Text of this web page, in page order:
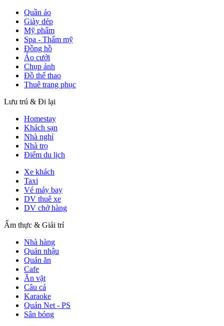
Quần áo
Giày dép
Mỹ phẩm
Spa - Thẩm mỹ
Đồng hồ
Áo cưới
Chụp ảnh
Đồ thể thao
Thuê trang phục
Lưu trú & Đi lại
Homestay
Khách sạn
Nhà nghỉ
Nhà trọ
Điểm du lịch
Xe khách
Taxi
Vé máy bay
DV thuê xe
DV chở hàng
Ẩm thực & Giải trí
Nhà hàng
Quán nhậu
Quán ăn
Cafe
Ăn vặt
Câu cá
Karaoke
Quán Net - PS
Sân bóng